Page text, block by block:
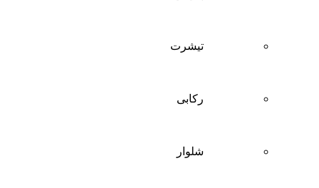
تيشرت
ركابی
شلوار